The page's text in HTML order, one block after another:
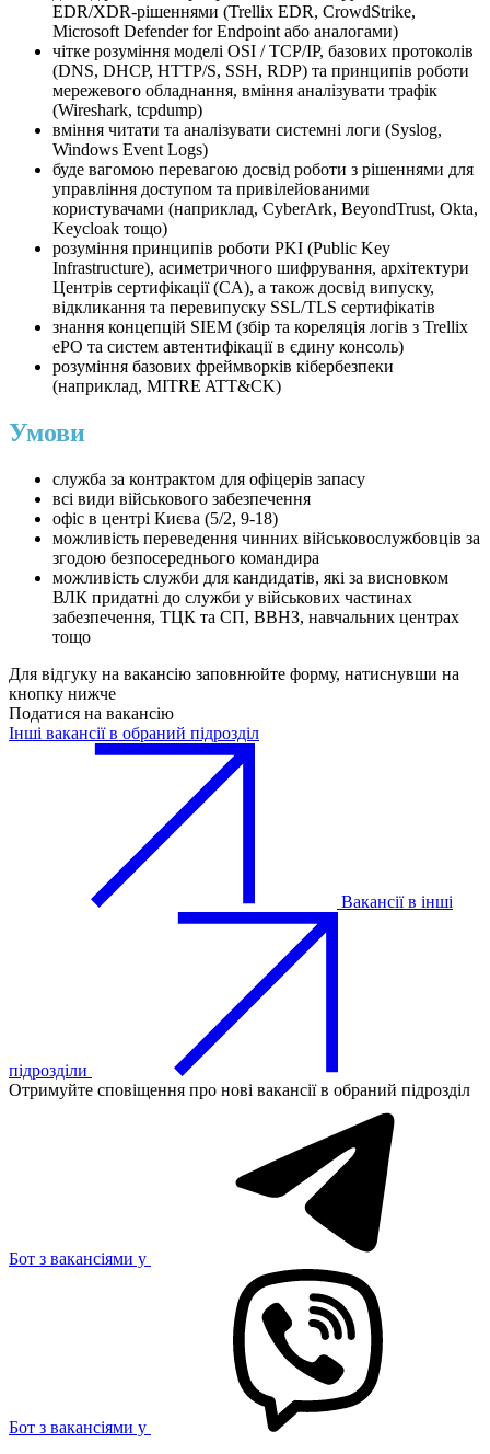
EDR/XDR-рішеннями (Trellix EDR, CrowdStrike,
Microsoft Defender for Endpoint або аналогами)
чітке розуміння моделі OSI / TCP/IP, базових протоколів
(DNS, DHCP, HTTP/S, SSH, RDP) та принципів роботи
мережевого обладнання, вміння аналізувати трафік
(Wireshark, tcpdump)
вміння читати та аналізувати системні логи (Syslog,
Windows Event Logs)
буде вагомою перевагою досвід роботи з рішеннями для
управління доступом та привілейованими
користувачами (наприклад, CyberArk, BeyondTrust, Okta,
Keycloak тощо)
розуміння принципів роботи PKI (Public Key
Infrastructure), асиметричного шифрування, архітектури
Центрів сертифікації (CA), а також досвід випуску,
відкликання та перевипуску SSL/TLS сертифікатів
знання концепцій SIEM (збір та кореляція логів з Trellix
ePO та систем автентифікації в єдину консоль)
розуміння базових фреймворків кібербезпеки
(наприклад, MITRE ATT&CK)
Умови
служба за контрактом для офіцерів запасу
всі види військового забезпечення
офіс в центрі Києва (5/2, 9-18)
можливість переведення чинних військовослужбовців за
згодою безпосереднього командира
можливість служби для кандидатів, які за висновком
ВЛК придатні до служби у військових частинах
забезпечення, ТЦК та СП, ВВНЗ, навчальних центрах
тощо
Для відгуку на вакансію заповнюйте форму, натиснувши на
кнопку нижче
Податися на вакансію
Інші вакансії в обраний підрозділ
Вакансії в інші
підрозділи
Отримуйте сповіщення про нові вакансії в обраний підрозділ
Бот з вакансіями у
Бот з вакансіями у